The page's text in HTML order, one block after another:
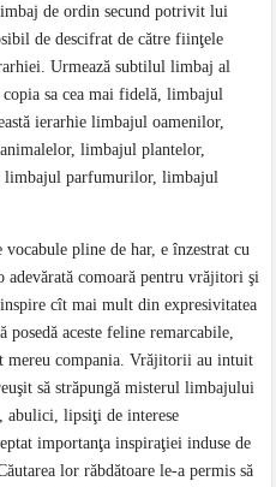
de ordin secund potrivit lui
de descifrat de către fiinţele
Urmează subtilul limbaj al
sa cea mai fidelă, limbajul
ierarhie limbajul oamenilor,
limbajul plantelor,
parfumurilor, limbajul
pline de har, e înzestrat cu
comoară pentru vrăjitori şi
cît mai mult din expresivitatea
aceste feline remarcabile,
compania. Vrăjitorii au intuit
să străpungă misterul limbajului
lipsiţi de interese
importanţa inspiraţiei induse de
lor răbdătoare le-a permis să